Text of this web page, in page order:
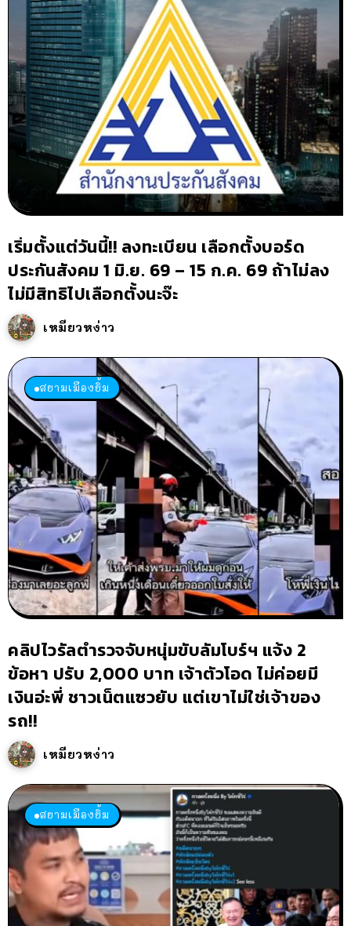
เริ่มตั้งแต่วันนี้!! ลงทะเบียน เลือกตั้งบอร์ด
ประกันสังคม 1 มิ.ย. 69 – 15 ก.ค. 69 ถ้าไม่ลง
ไม่มีสิทธิไปเลือกตั้งนะจ๊ะ
เหมียวหง่าว
สยามเมืองยิ้ม
คลิปไวรัลตำรวจจับหนุ่มขับลัมโบร์ฯ แจ้ง 2
ข้อหา ปรับ 2,000 บาท เจ้าตัวโอด ไม่ค่อยมี
เงินอ่ะพี่ ชาวเน็ตแซวยับ แต่เขาไม่ใช่เจ้าของ
รถ!!
เหมียวหง่าว
สยามเมืองยิ้ม